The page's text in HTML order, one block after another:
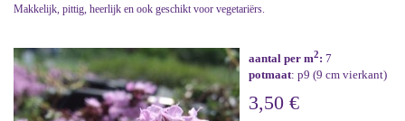
Makkelijk, pittig, heerlijk en ook geschikt voor vegetariërs.
aantal per m2: 7
potmaat: p9 (9 cm vierkant)
3,50 €